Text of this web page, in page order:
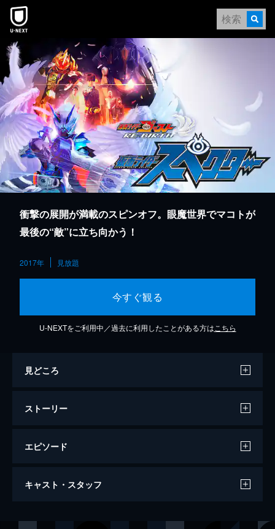
本文へスキップ
衝撃の展開が満載のスピンオフ。眼魔世界でマコトが
最後の“敵”に立ち向かう！
2017年 見放題
今すぐ観る
U-NEXTをご利用中／過去に利用したことがある方は こちら
見どころ
ストーリー
エピソード
ゴーストRE:BIRTH 仮面ライダースペク
キャスト・スタッフ